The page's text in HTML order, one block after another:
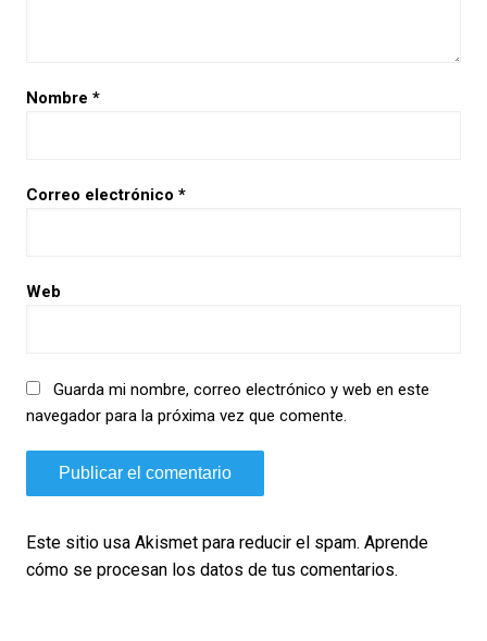
Nombre *
Correo electrónico *
Web
Guarda mi nombre, correo electrónico y web en este
navegador para la próxima vez que comente.
Este sitio usa Akismet para reducir el spam. Aprende
cómo se procesan los datos de tus comentarios.